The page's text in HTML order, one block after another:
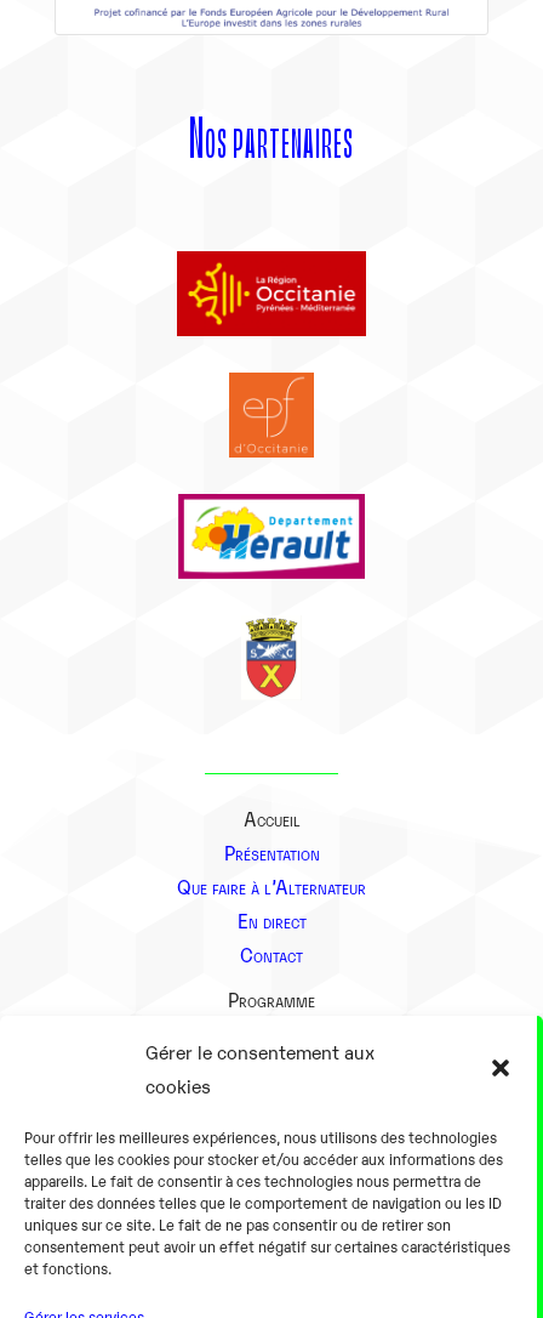
Gérer le consentement aux
cookies
Pour offrir les meilleures expériences, nous utilisons des technologies
telles que les cookies pour stocker et/ou accéder aux informations des
appareils. Le fait de consentir à ces technologies nous permettra de
traiter des données telles que le comportement de navigation ou les ID
uniques sur ce site. Le fait de ne pas consentir ou de retirer son
consentement peut avoir un effet négatif sur certaines caractéristiques
et fonctions.
Nos partenaires
Accueil
Présentation
Que faire à l’Alternateur
En direct
Contact
Programme
Présentation
En pratique
Tarifs et horaires
Salles
Équipements numériques